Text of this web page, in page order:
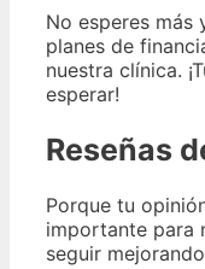
No esperes más
planes de
nuestra clínica.
esperar!
Reseñas
Porque tu
importante para
seguir